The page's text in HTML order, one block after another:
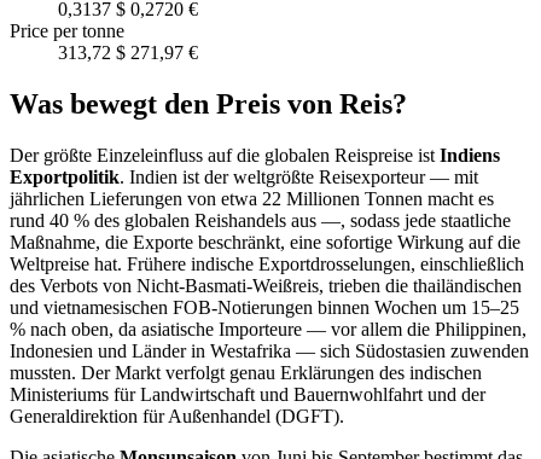
0,3137 $ 0,2720 €
Price per tonne
313,72 $ 271,97 €
Was bewegt den Preis von Reis?
Der größte Einzeleinfluss auf die globalen Reispreise ist Indiens
Exportpolitik. Indien ist der weltgrößte Reisexporteur — mit
jährlichen Lieferungen von etwa 22 Millionen Tonnen macht es
rund 40 % des globalen Reishandels aus —, sodass jede staatliche
Maßnahme, die Exporte beschränkt, eine sofortige Wirkung auf die
Weltpreise hat. Frühere indische Exportdrosselungen, einschließlich
des Verbots von Nicht-Basmati-Weißreis, trieben die thailändischen
und vietnamesischen FOB-Notierungen binnen Wochen um 15–25
% nach oben, da asiatische Importeure — vor allem die Philippinen,
Indonesien und Länder in Westafrika — sich Südostasien zuwenden
mussten. Der Markt verfolgt genau Erklärungen des indischen
Ministeriums für Landwirtschaft und Bauernwohlfahrt und der
Generaldirektion für Außenhandel (DGFT).